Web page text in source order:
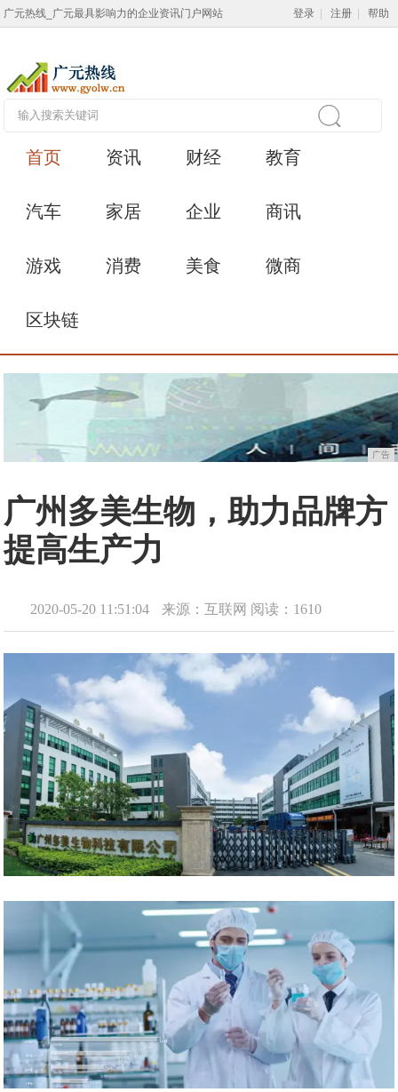
广元热线_广元最具影响力的企业资讯门户网站 登录 注册 帮助
首页 资讯 财经 教育
汽车 家居 企业 商讯
游戏 消费 美食 微商
区块链
广告
广州多美生物，助力品牌方
提高生产力
2020-05-20 11:51:04 来源：互联网 阅读：1610